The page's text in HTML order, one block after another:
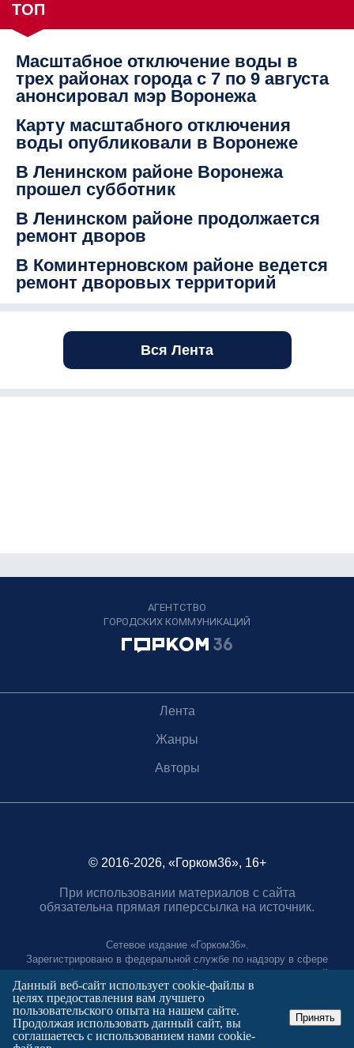
ТОП
Масштабное отключение воды в
трех районах города с 7 по 9 августа
анонсировал мэр Воронежа
Карту масштабного отключения
воды опубликовали в Воронеже
В Ленинском районе Воронежа
прошел субботник
В Ленинском районе продолжается
ремонт дворов
В Коминтерновском районе ведется
ремонт дворовых территорий
Вся Лента
АГЕНТСТВО
ГОРОДСКИХ КОММУНИКАЦИЙ
Лента
Жанры
Авторы
© 2016-2026, «Горком36», 16+
При использовании материалов с сайта
обязательна прямая гиперссылка на источник.
Сетевое издание «Горком36».
Зарегистрировано в федеральной службе по надзору в сфере
связи, информационных технологий и массовых коммуникаций.
Регистрационный номер ЭЛ № ФС77-88966 от 21 января 2025 г.
Учредитель: Муниципальное автономное учреждение "Агентство
городских коммуникаций"
Главный редактор:
Данный веб-сайт использует cookie-файлы в
целях предоставления вам лучшего
пользовательского опыта на нашем сайте.
Продолжая использовать данный сайт, вы
соглашаетесь с использованием нами cookie-
Принять